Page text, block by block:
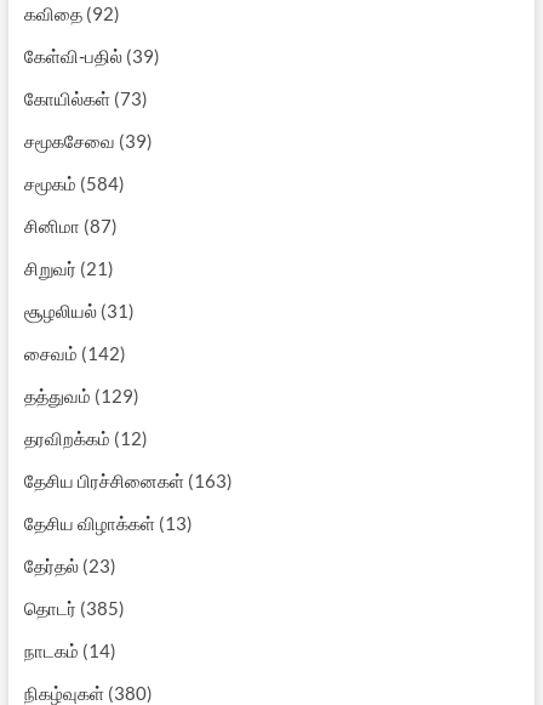
கவிதை(92)
கேள்வி-பதில்(39)
கோயில்கள்(73)
சமூகசேவை (39)
சமூகம் (584)
சினிமா (87)
சிறுவர் (21)
சூழலியல்(31)
சைவம் (142)
தத்துவம் (129)
தரவிறக்கம் (12)
தேசிய பிரச்சினைகள்(163)
தேசிய விழாக்கள்(13)
தேர்தல்(23)
தொடர் (385)
நாடகம் (14)
நிகழ்வுகள்(380)